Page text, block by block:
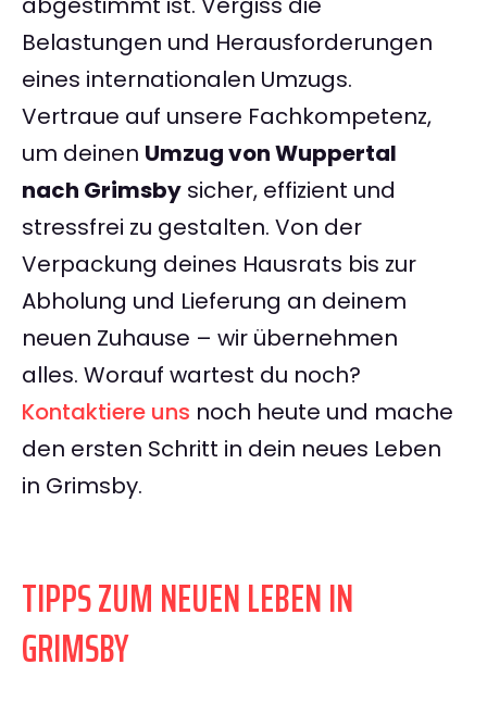
Belastungen und Herausforderungen
eines internationalen Umzugs.
Vertraue auf unsere Fachkompetenz,
um deinen Umzug von Wuppertal
nach Grimsby sicher, effizient und
stressfrei zu gestalten. Von der
Verpackung deines Hausrats bis zur
Abholung und Lieferung an deinem
neuen Zuhause – wir übernehmen
alles. Worauf wartest du noch?
Kontaktiere uns noch heute und mache
den ersten Schritt in dein neues Leben
in Grimsby.
TIPPS ZUM NEUEN LEBEN IN
GRIMSBY